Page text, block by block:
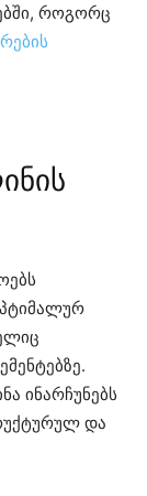
როგორც
ინარჩუნებს
და